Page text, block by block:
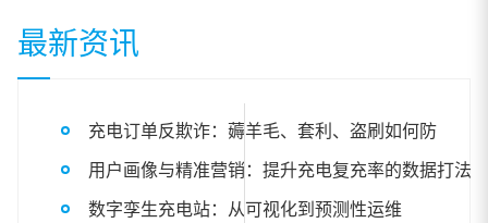
最新资讯
充电订单反欺诈：薅羊毛、套利、盗刷如何防
用户画像与精准营销：提升充电复充率的数据打法
数字孪生充电站：从可视化到预测性运维